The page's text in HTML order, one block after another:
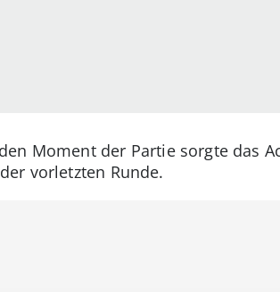
Moment der Partie sorgte das
vorletzten Runde.